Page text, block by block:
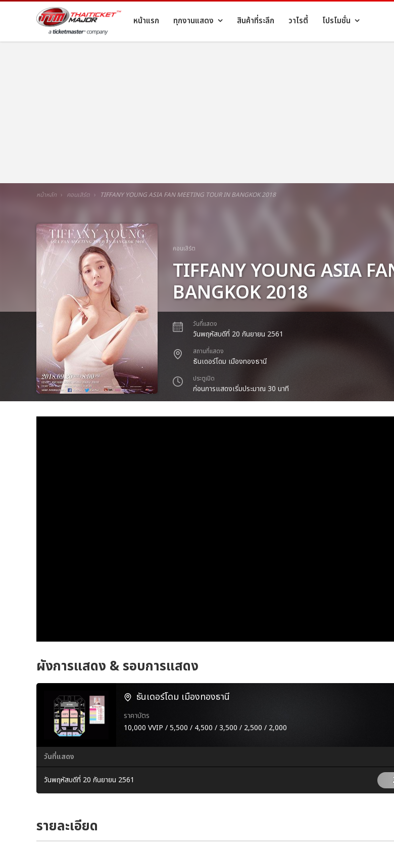
หน้าแรก ทุกงานแสดง สินค้าที่ระลึก วาไรตี้ โปรโมชั่น
หน้าหลัก คอนเสิร์ต TIFFANY YOUNG ASIA FAN MEETING TOUR IN BANGKOK 2018
คอนเสิร์ต
TIFFANY YOUNG ASIA
BANGKOK 2018
วันที่แสดง
วันพฤหัสบดีที่ 20 กันยายน 2561
สถานที่แสดง
ธันเดอร์โดม เมืองทองธานี
ประตูเปิด
ก่อนการแสดงเริ่มประมาณ 30 นาที
ผังการแสดง & รอบการแสดง
ธันเดอร์โดม เมืองทองธานี
ราคาบัตร
10,000 VVIP / 5,500 / 4,500 / 3,500 / 2,500 / 2,000
วันที่แสดง
วันพฤหัสบดีที่ 20 กันยายน 2561
รายละเอียด